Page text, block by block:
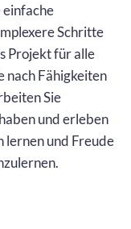
einfache
Schritte
Projekt für alle
nach Fähigkeiten
Sie
und erleben
lernen und Freude